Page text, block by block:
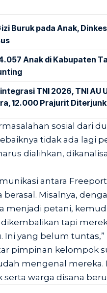
Buruk pada Anak,
Anak di Kabupaten
TNI 2026, TNI AU
12.000 Prajurit
sosial dari
tidak ada lagi
dialihkan,
antara
Misalnya,
menjadi petani,
tapi
Ini yang belum tuntas,”
pimpinan kelompok
mengenal
serta warga disana